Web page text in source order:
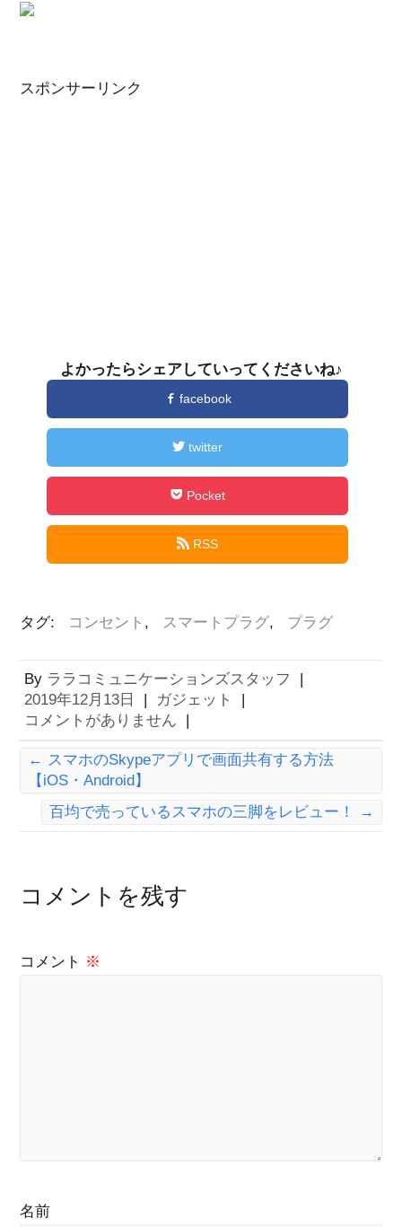
スポンサーリンク
よかったらシェアしていってくださいね♪
facebook
twitter
Pocket
RSS
タグ: コンセント , スマートプラグ, プラグ
By ララコミュニケーションズスタッフ
2019年12月13日
ガジェット
コメントがありません
← スマホのSkypeアプリで画面共有する方法
【iOS・Android】
百均で売っているスマホの三脚をレビュー！
→
コメントを残す
コメント ※
名前